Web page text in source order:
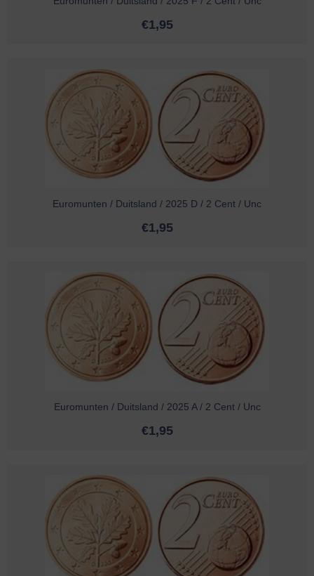
€1,95
Euromunten / Duitsland / 2025 D / 2 Cent / Unc
€1,95
Euromunten / Duitsland / 2025 A / 2 Cent / Unc
€1,95